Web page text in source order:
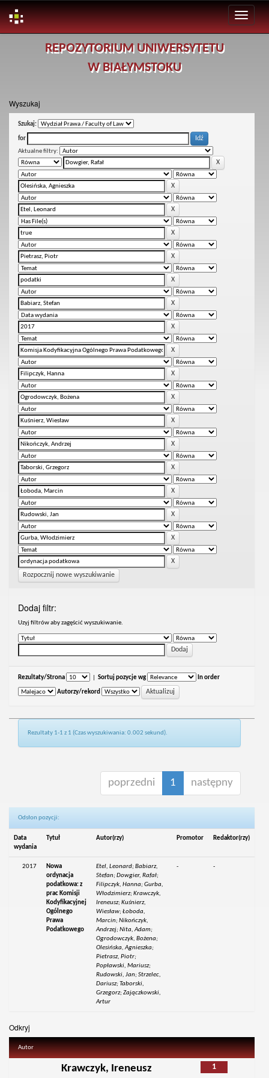
REPOZYTORIUM UNIWERSYTETU
W BIAŁYMSTOKU
Wyszukaj
Szukaj:
for
Aktualne filtry:
Rozpocznij nowe wyszukiwanie
Dodaj filtr:
Uzyj filtrów aby zagęścić wyszukiwanie.
Rezultaty/Strona Sortuj pozycje wg In order
Autorzy/rekord
Rezultaty 1-1 z 1 (Czas wyszukiwania: 0.002 sekund).
poprzedni 1 następny
Odsłon pozycji:
Data
wydania
Tytuł Autor(rzy) Promotor Redaktor(rzy)
2017
Nowa
ordynacja
podatkowa: z
prac Komisji
Kodyfikacyjnej
Ogólnego
Prawa
Podatkowego
Etel, Leonard; Babiarz,
Stefan; Dowgier, Rafał;
Filipczyk, Hanna; Gurba,
Włodzimierz; Krawczyk,
Ireneusz; Kuśnierz,
Wiesław; Łoboda,
Marcin; Nikończyk,
Andrzej; Nita, Adam;
Ogrodowczyk, Bożena;
Olesińska, Agnieszka;
Pietrasz, Piotr;
Popławski, Mariusz;
Rudowski, Jan; Strzelec,
Dariusz; Taborski,
Grzegorz; Zajączkowski,
Artur
- -
Odkryj
Autor
1
Krawczyk, Ireneusz